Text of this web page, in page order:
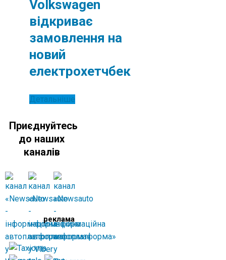
Volkswagen
відкриває
замовлення на
новий
електрохетчбек
Детальніше
Приєднуйтесь
до наших
каналів
реклама